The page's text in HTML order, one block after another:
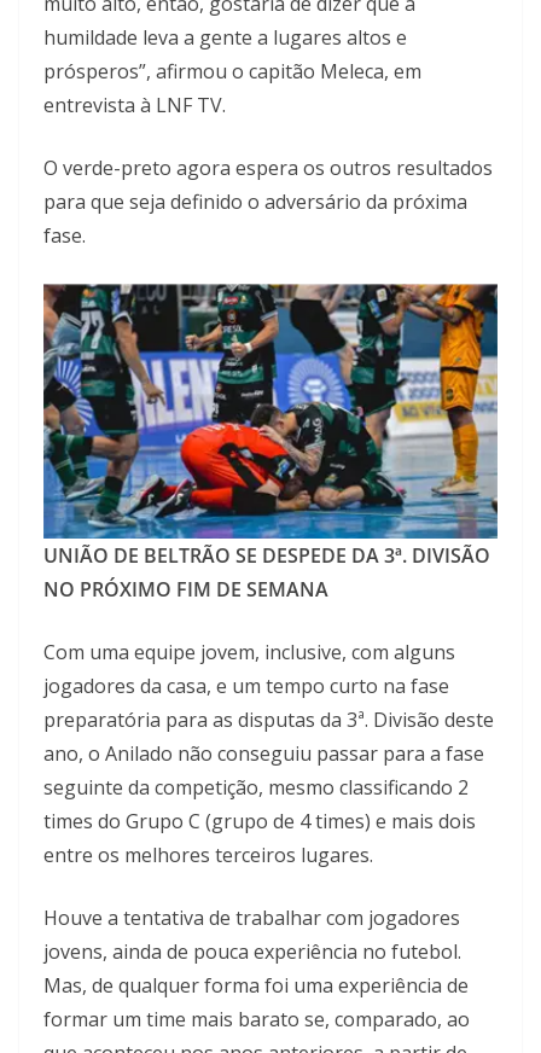
humildade leva a gente a lugares altos e
prósperos”, afirmou o capitão Meleca, em
entrevista à LNF TV.
O verde-preto agora espera os outros resultados
para que seja definido o adversário da próxima
fase.
UNIÃO DE BELTRÃO SE DESPEDE DA 3ª. DIVISÃO
NO PRÓXIMO FIM DE SEMANA
Com uma equipe jovem, inclusive, com alguns
jogadores da casa, e um tempo curto na fase
preparatória para as disputas da 3ª. Divisão deste
ano, o Anilado não conseguiu passar para a fase
seguinte da competição, mesmo classificando 2
times do Grupo C (grupo de 4 times) e mais dois
entre os melhores terceiros lugares.
Houve a tentativa de trabalhar com jogadores
jovens, ainda de pouca experiência no futebol.
Mas, de qualquer forma foi uma experiência de
formar um time mais barato se, comparado, ao